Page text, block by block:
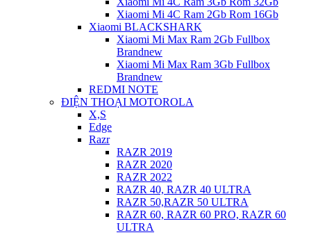
Xiaomi Mi 4C Ram 2Gb Rom 16Gb
Xiaomi BLACKSHARK
Xiaomi Mi Max Ram 2Gb Fullbox
Brandnew
Xiaomi Mi Max Ram 3Gb Fullbox
Brandnew
REDMI NOTE
ĐIỆN THOẠI MOTOROLA
X,S
Edge
Razr
RAZR 2019
RAZR 2020
RAZR 2022
RAZR 40, RAZR 40 ULTRA
RAZR 50,RAZR 50 ULTRA
RAZR 60, RAZR 60 PRO, RAZR 60
ULTRA